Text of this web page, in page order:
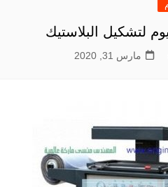
لتشكيل البلاستيك
مارس 31, 2020